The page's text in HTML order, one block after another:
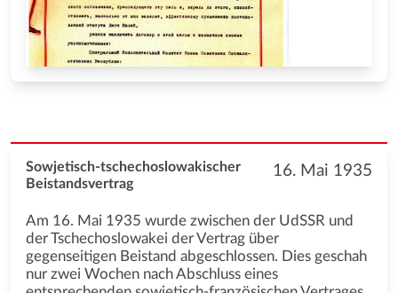
16. Mai 1935
Sowjetisch-tschechoslowakischer
Beistandsvertrag
Am 16. Mai 1935 wurde zwischen der UdSSR und
der Tschechoslowakei der Vertrag über
gegenseitigen Beistand abgeschlossen. Dies geschah
nur zwei Wochen nach Abschluss eines